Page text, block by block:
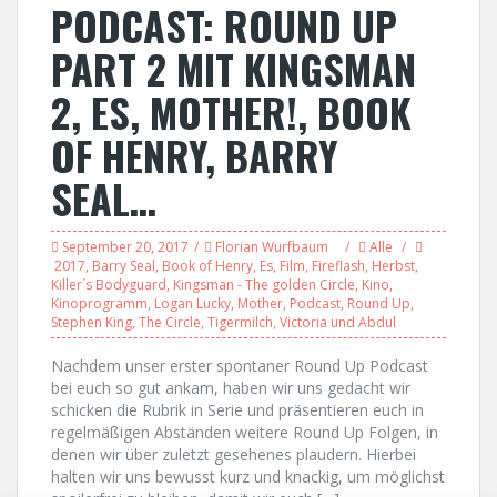
PODCAST: ROUND UP
PART 2 MIT KINGSMAN
2, ES, MOTHER!, BOOK
OF HENRY, BARRY
SEAL…
September 20, 2017 Florian Wurfbaum
Alle
2017, Barry Seal, Book of Henry, Es, Film, Fireflash, Herbst,
Killer´s Bodyguard, Kingsman - The golden Circle, Kino,
Kinoprogramm, Logan Lucky, Mother, Podcast, Round Up,
Stephen King, The Circle, Tigermilch, Victoria und Abdul
Nachdem unser erster spontaner Round Up Podcast
bei euch so gut ankam, haben wir uns gedacht wir
schicken die Rubrik in Serie und präsentieren euch in
regelmäßigen Abständen weitere Round Up Folgen, in
denen wir über zuletzt gesehenes plaudern. Hierbei
halten wir uns bewusst kurz und knackig, um möglichst